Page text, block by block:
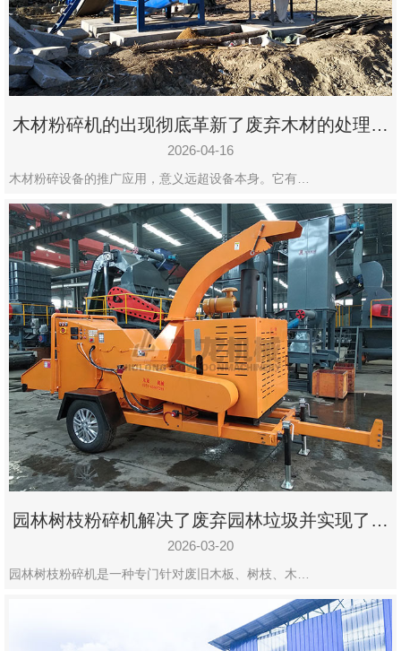
木材粉碎机的出现彻底革新了废弃木材的处理模
式
2026-04-16
木材粉碎设备的推广应用，意义远超设备本身。它有…
园林树枝粉碎机解决了废弃园林垃圾并实现了再
利用
2026-03-20
园林树枝粉碎机是一种专门针对废旧木板、树枝、木…